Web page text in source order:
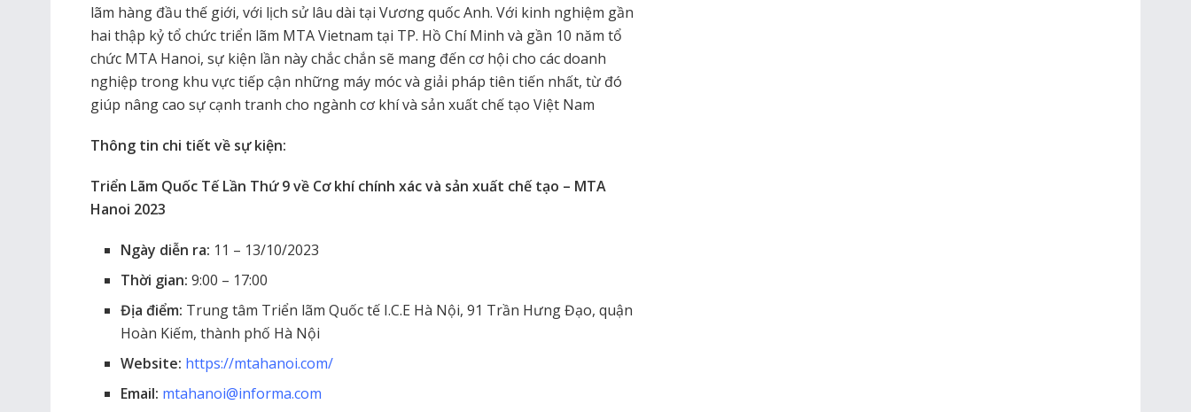
lãm hàng đầu thế giới, với lịch sử lâu dài tại Vương quốc Anh. Với kinh nghiệm gần
hai thập kỷ tổ chức triển lãm MTA Vietnam tại TP. Hồ Chí Minh và gần 10 năm tổ
chức MTA Hanoi, sự kiện lần này chắc chắn sẽ mang đến cơ hội cho các doanh
nghiệp trong khu vực tiếp cận những máy móc và giải pháp tiên tiến nhất, từ đó
giúp nâng cao sự cạnh tranh cho ngành cơ khí và sản xuất chế tạo Việt Nam
Thông tin chi tiết về sự kiện:
Triển Lãm Quốc Tế Lần Thứ 9 về Cơ khí chính xác và sản xuất chế tạo – MTA
Hanoi 2023
Ngày diễn ra: 11 – 13/10/2023
Thời gian: 9:00 – 17:00
Địa điểm: Trung tâm Triển lãm Quốc tế I.C.E Hà Nội, 91 Trần Hưng Đạo, quận
Hoàn Kiếm, thành phố Hà Nội
Website: https://mtahanoi.com/
Email: mtahanoi@informa.com